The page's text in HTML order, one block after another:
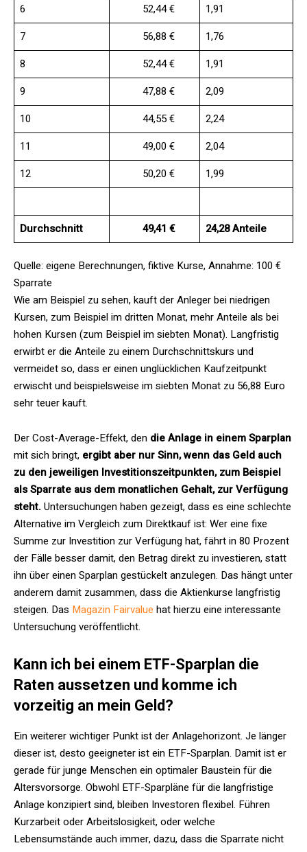
6
52,44 €
1,91
7
56,88 €
1,76
8
52,44 €
1,91
9
47,88 €
2,09
10
44,55 €
2,24
11
49,00 €
2,04
12
50,20 € 1,99
Durchschnitt 49,41 € 24,28 Anteile
Quelle: eigene Berechnungen, fiktive Kurse, Annahme: 100 €
Sparrate
Wie am Beispiel zu sehen, kauft der Anleger bei niedrigen
Kursen, zum Beispiel im dritten Monat, mehr Anteile als bei
hohen Kursen (zum Beispiel im siebten Monat). Langfristig
erwirbt er die Anteile zu einem Durchschnittskurs und
vermeidet so, dass er einen unglücklichen Kaufzeitpunkt
erwischt und beispielsweise im siebten Monat zu 56,88 Euro
sehr teuer kauft.
Der Cost-Average-Effekt, den die Anlage in einem Sparplan
mit sich bringt, ergibt aber nur Sinn, wenn das Geld auch
zu den jeweiligen Investitionszeitpunkten, zum Beispiel
als Sparrate aus dem monatlichen Gehalt, zur Verfügung
steht. Untersuchungen haben gezeigt, dass es eine schlechte
Alternative im Vergleich zum Direktkauf ist: Wer eine fixe
Summe zur Investition zur Verfügung hat, fährt in 80 Prozent
der Fälle besser damit, den Betrag direkt zu investieren, statt
ihn über einen Sparplan gestückelt anzulegen. Das hängt unter
anderem damit zusammen, dass die Aktienkurse langfristig
steigen. Das Magazin Fairvalue hat hierzu eine interessante
Untersuchung veröffentlicht.
Kann ich bei einem ETF-Sparplan die
Raten aussetzen und komme ich
vorzeitig an mein Geld?
Ein weiterer wichtiger Punkt ist der Anlagehorizont. Je länger
dieser ist, desto geeigneter ist ein ETF-Sparplan. Damit ist er
gerade für junge Menschen ein optimaler Baustein für die
Altersvorsorge. Obwohl ETF-Sparpläne für die langfristige
Anlage konzipiert sind, bleiben Investoren flexibel. Führen
Kurzarbeit oder Arbeitslosigkeit, oder welche
Lebensumstände auch immer, dazu, dass die Sparrate nicht